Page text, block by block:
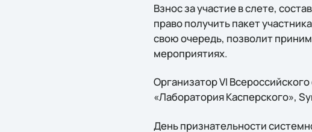
Взнос за участие в cлете,
право получить пакет
свою очередь, позволит
мероприятиях.
Организатор VI
«Лаборатория Касперского»,
День признательности